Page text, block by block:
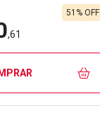
R$ 147,11/cada
R$ 147,11/cada
,61
51% OFF